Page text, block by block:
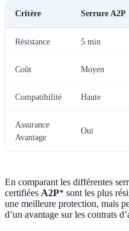
Critère Serrure A2P
Résistance 5 min
Coût Moyen
Compatibilité Haute
Assurance
Avantage
Oui
En comparant les différentes
certifiées A2P* sont les plus
une meilleure protection, mais
d’un avantage sur les contrats